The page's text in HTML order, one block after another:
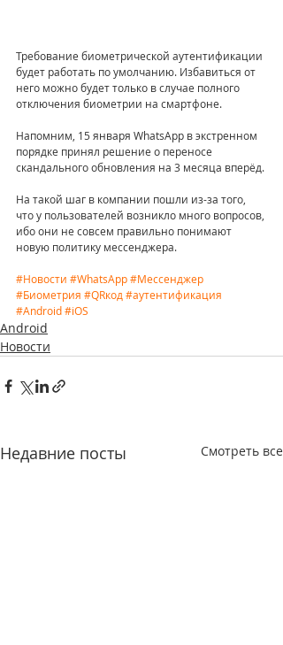
Требование биометрической аутентификации
будет работать по умолчанию. Избавиться от
него можно будет только в случае полного
отключения биометрии на смартфоне.
Напомним, 15 января WhatsApp в экстренном
порядке принял решение о переносе
скандального обновления на 3 месяца вперёд.
На такой шаг в компании пошли из-за того,
что у пользователей возникло много вопросов,
ибо они не совсем правильно понимают
новую политику мессенджера.
#Новости #WhatsApp#Мессенджер
#Биометрия #QRкод #аутентификация
#Android#iOS
Android
Новости
Недавние посты Смотреть все